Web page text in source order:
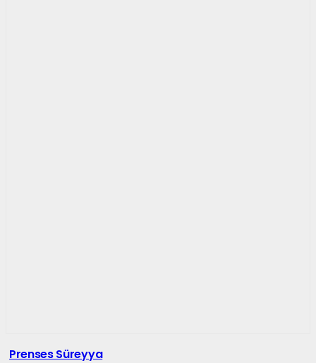
Prenses Süreyya